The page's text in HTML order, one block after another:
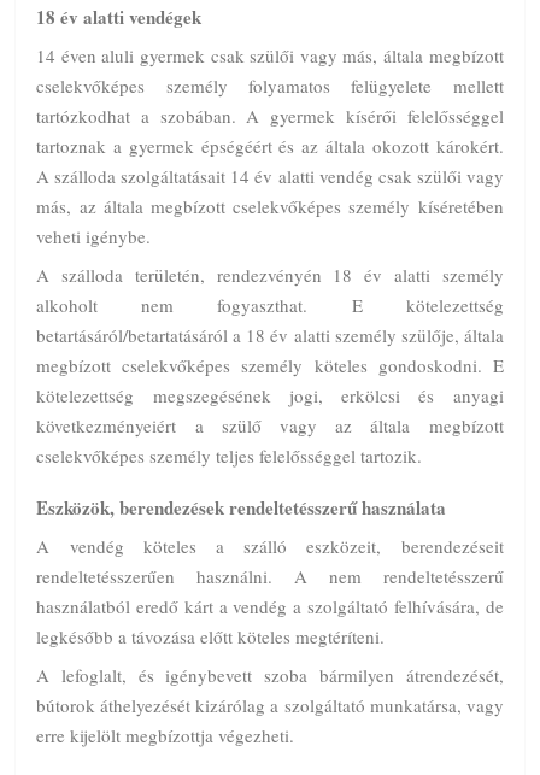
18 év alatti vendégek
14 éven aluli gyermek csak szülői vagy más, általa megbízott
cselekvőképes személy folyamatos felügyelete mellett
tartózkodhat a szobában. A gyermek kísérői felelősséggel
tartoznak a gyermek épségéért és az általa okozott károkért.
A szálloda szolgáltatásait 14 év alatti vendég csak szülői vagy
más, az általa megbízott cselekvőképes személy kíséretében
veheti igénybe.
A szálloda területén, rendezvényén 18 év alatti személy
alkoholt nem fogyaszthat. E kötelezettség
betartásáról/betartatásáról a 18 év alatti személy szülője, általa
megbízott cselekvőképes személy köteles gondoskodni. E
kötelezettség megszegésének jogi, erkölcsi és anyagi
következményeiért a szülő vagy az általa megbízott
cselekvőképes személy teljes felelősséggel tartozik.
Eszközök, berendezések rendeltetésszerű használata
A vendég köteles a szálló eszközeit, berendezéseit
rendeltetésszerűen használni. A nem rendeltetésszerű
használatból eredő kárt a vendég a szolgáltató felhívására, de
legkésőbb a távozása előtt köteles megtéríteni.
A lefoglalt, és igénybevett szoba bármilyen átrendezését,
bútorok áthelyezését kizárólag a szolgáltató munkatársa, vagy
erre kijelölt megbízottja végezheti.